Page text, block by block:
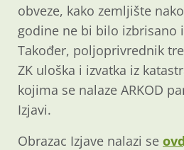
obveze, kako zemljište
godine ne bi bilo izbrisano
Također, poljoprivrednik
ZK uloška i izvatka iz
kojima se nalaze ARKOD
Izjavi.
Obrazac Izjave nalazi se